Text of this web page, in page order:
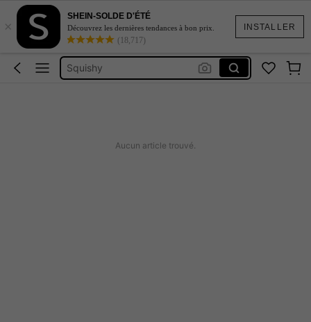
INSTALLER
×
SHEIN-SOLDE D'ÉTÉ
Découvrez les dernières tendances à bon prix.
(18,717)
Coque De Telephone Iphone 15
Maillot De Bain Femme
Squishy
Aucun article trouvé.